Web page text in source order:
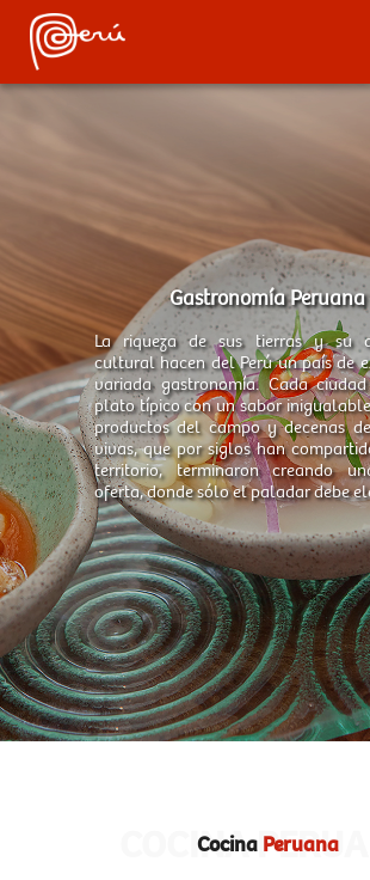
Gastronomía Peruana
La riqueza de sus tierras y su
cultural hacen del Perú un país de
variada gastronomía. Cada
plato típico con un sabor
productos del campo y decenas
vivas, que por siglos han
territorio, terminaron creando
oferta, donde sólo el paladar debe
CocinaPeruana
COCINA